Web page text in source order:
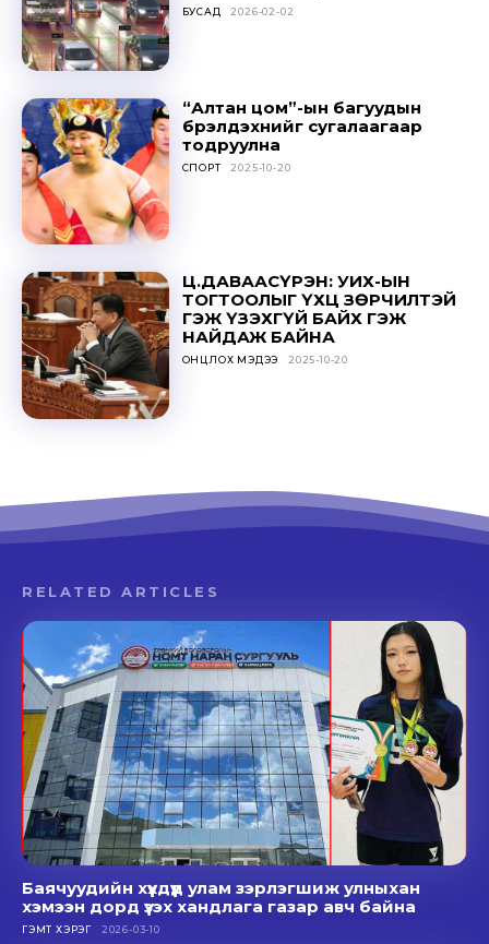
БУСАД 2026-02-02
“Алтан цом”-ын багуудын
бүрэлдэхүүнийг сугалаагаар
тодруулна
СПОРТ 2025-10-20
Ц.ДАВААСҮРЭН: УИХ-ЫН
ТОГТООЛЫГ ҮХЦ ЗӨРЧИЛТЭЙ
ГЭЖ ҮЗЭХГҮЙ БАЙХ ГЭЖ
НАЙДАЖ БАЙНА
ОНЦЛОХ МЭДЭЭ 2025-10-20
RELATED ARTICLES
Баячуудийн хүүхдүүд улам зэрлэгшиж улныхан
хэмээн дорд үзэх хандлага газар авч байна
ГЭМТ ХЭРЭГ 2026-03-10